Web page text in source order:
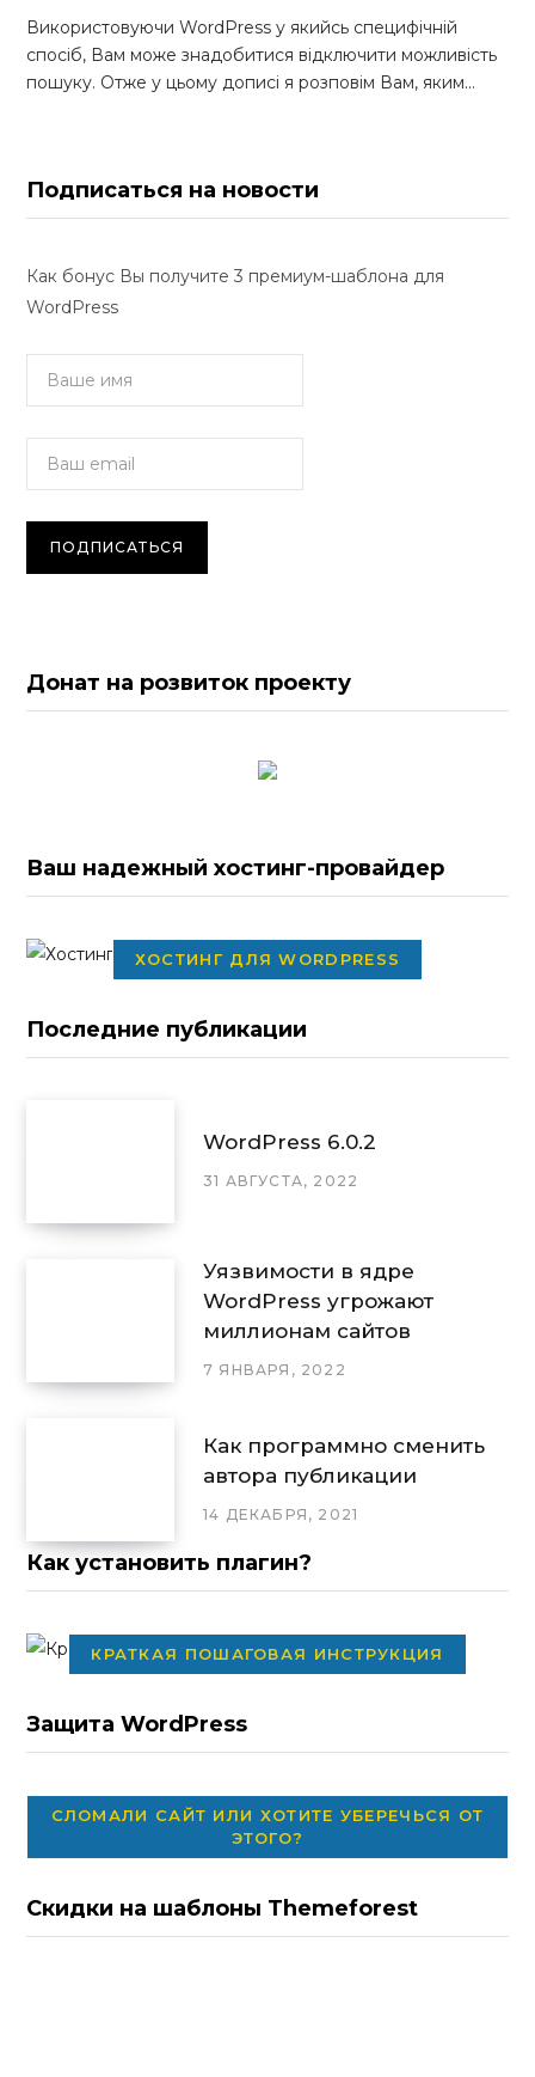
Використовуючи WordPress у якийсь специфічній
спосіб, Вам може знадобитися відключити можливість
пошуку. Отже у цьому дописі я розповім Вам, яким…
Подписаться на новости
Как бонус Вы получите 3 премиум-шаблона для
WordPress
Донат на розвиток проекту
Ваш надежный хостинг-провайдер
ХОСТИНГ ДЛЯ WORDPRESS
Последние публикации
WordPress 6.0.2
31 АВГУСТА, 2022
Уязвимости в ядре
WordPress угрожают
миллионам сайтов
7 ЯНВАРЯ, 2022
Как программно сменить
автора публикации
14 ДЕКАБРЯ, 2021
Как установить плагин?
КРАТКАЯ ПОШАГОВАЯ ИНСТРУКЦИЯ
Защита WordPress
СЛОМАЛИ САЙТ ИЛИ ХОТИТЕ УБЕРЕЧЬСЯ ОТ
ЭТОГО?
Скидки на шаблоны Themeforest